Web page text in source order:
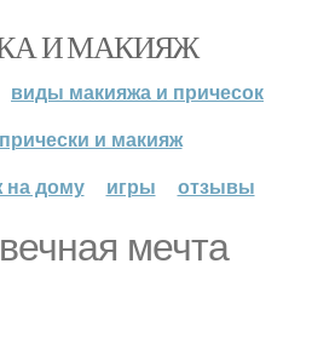
И МАКИЯЖ
виды макияжа и причесок
и макияж
на дому
игры отзывы
мечта